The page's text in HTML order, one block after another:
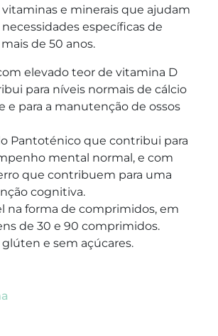
vitaminas e minerais que ajudam
necessidades específicas de
de 50 anos.
elevado teor de vitamina D
para níveis normais de cálcio
e para a manutenção de ossos
Pantoténico que contribui para
mental normal, e com
que contribuem para uma
cognitiva.
na forma de comprimidos, em
de 30 e 90 comprimidos.
e sem açúcares.